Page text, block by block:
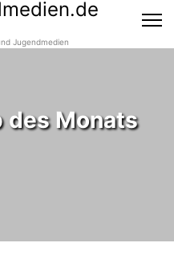
Jugendmedien
des Monats